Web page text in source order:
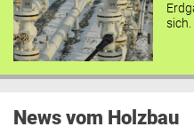
sich.
News vom Holzbau